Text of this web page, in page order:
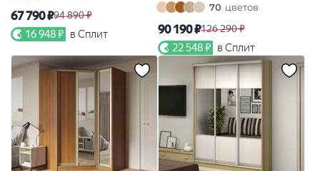
67 790 ₽94 890 ₽
16 948 ₽ в Сплит
70 цветов
90 190 ₽126 290 ₽
22 548 ₽ в Сплит